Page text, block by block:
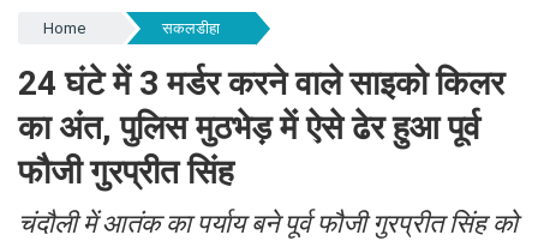
Home सकलडीहा
24 घंटे में 3 मर्डर करने वाले साइको किलर
का अंत, पुलिस मुठभेड़ में ऐसे ढेर हुआ पूर्व
फौजी गुरप्रीत सिंह
चंदौली में आतंक का पर्याय बने पूर्व फौजी गुरप्रीत सिंह को